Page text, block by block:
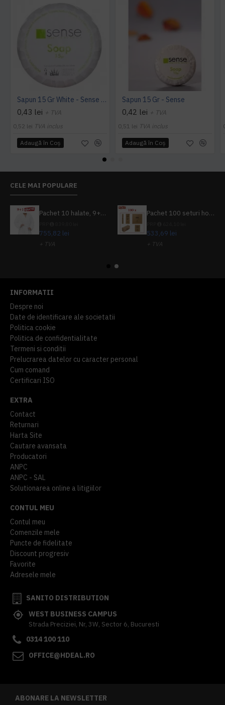
Sapun 15 Gr White - Sense White
0,43 lei + TVA
0,52 lei TVA inclus
Adaugă în Coş
Sapun 15 Gr - Sense
0,42 lei + TVA
0,51 lei TVA inclus
Adaugă în Coş
CELE MAI POPULARE
Pachet 10 halate, 9+1 gratuit
755,82 lei
+ TVA
Pachet 100 seturi hoteliere, set dentar, set barbierit, casca de dus, pila unghii, set cusut
533,69 lei
+ TVA
INFORMATII
Despre noi
Date de identificare ale societatii
Politica cookie
Politica de confidentialitate
Termeni si conditii
Prelucrarea datelor cu caracter personal
Cum comand
Certificari ISO
EXTRA
Contact
Returnari
Harta Site
Cautare avansata
Producatori
ANPC
ANPC - SAL
Solutionarea online a litigiilor
CONTUL MEU
Contul meu
Comenzile mele
Puncte de fidelitate
Discount progresiv
Favorite
Adresele mele
SANITO DISTRIBUTION
WEST BUSINESS CAMPUS
Strada Preciziei, Nr, 3W, Sector 6, Bucuresti
0314 100 110
OFFICE@HDEAL.RO
ABONARE LA NEWSLETTER